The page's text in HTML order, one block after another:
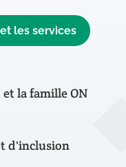
les services
la famille ON
d'inclusion